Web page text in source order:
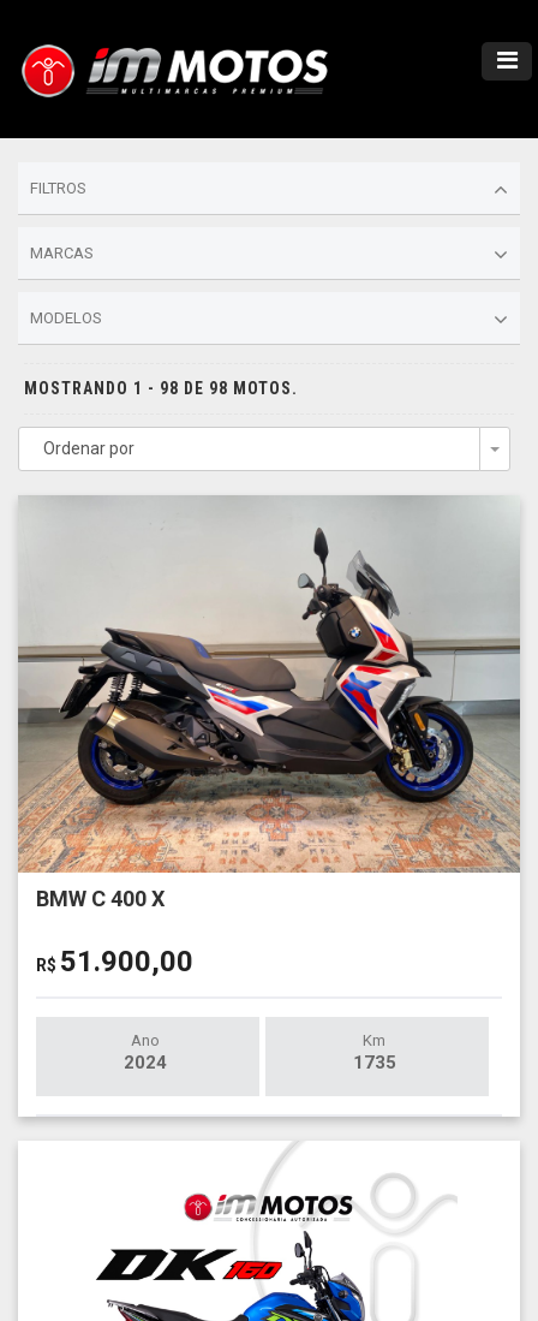
FILTROS
MARCAS
MODELOS
MOSTRANDO 1 - 98 DE 98 MOTOS.
Ordenar por
BMW C 400 X
R$ 51.900,00
Ano
2024
Km
1735